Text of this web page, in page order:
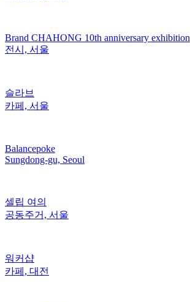
Brand CHAHONG 10th anniversary exhibition
전시, 서울
슬라브
카페, 서울
Balancepoke
Sungdong-gu, Seoul
셀립 여의
공동주거, 서울
워커샵
카페, 대전